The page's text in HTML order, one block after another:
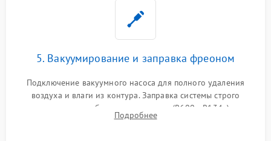
5. Вакуумирование и заправка фреоном
Подключение вакуумного насоса для полного удаления
воздуха и влаги из контура. Заправка системы строго
дозированным объемом хладагента (R600a, R134a) по
электронным весам. Контроль рабочего давления в системе.
Подробнее